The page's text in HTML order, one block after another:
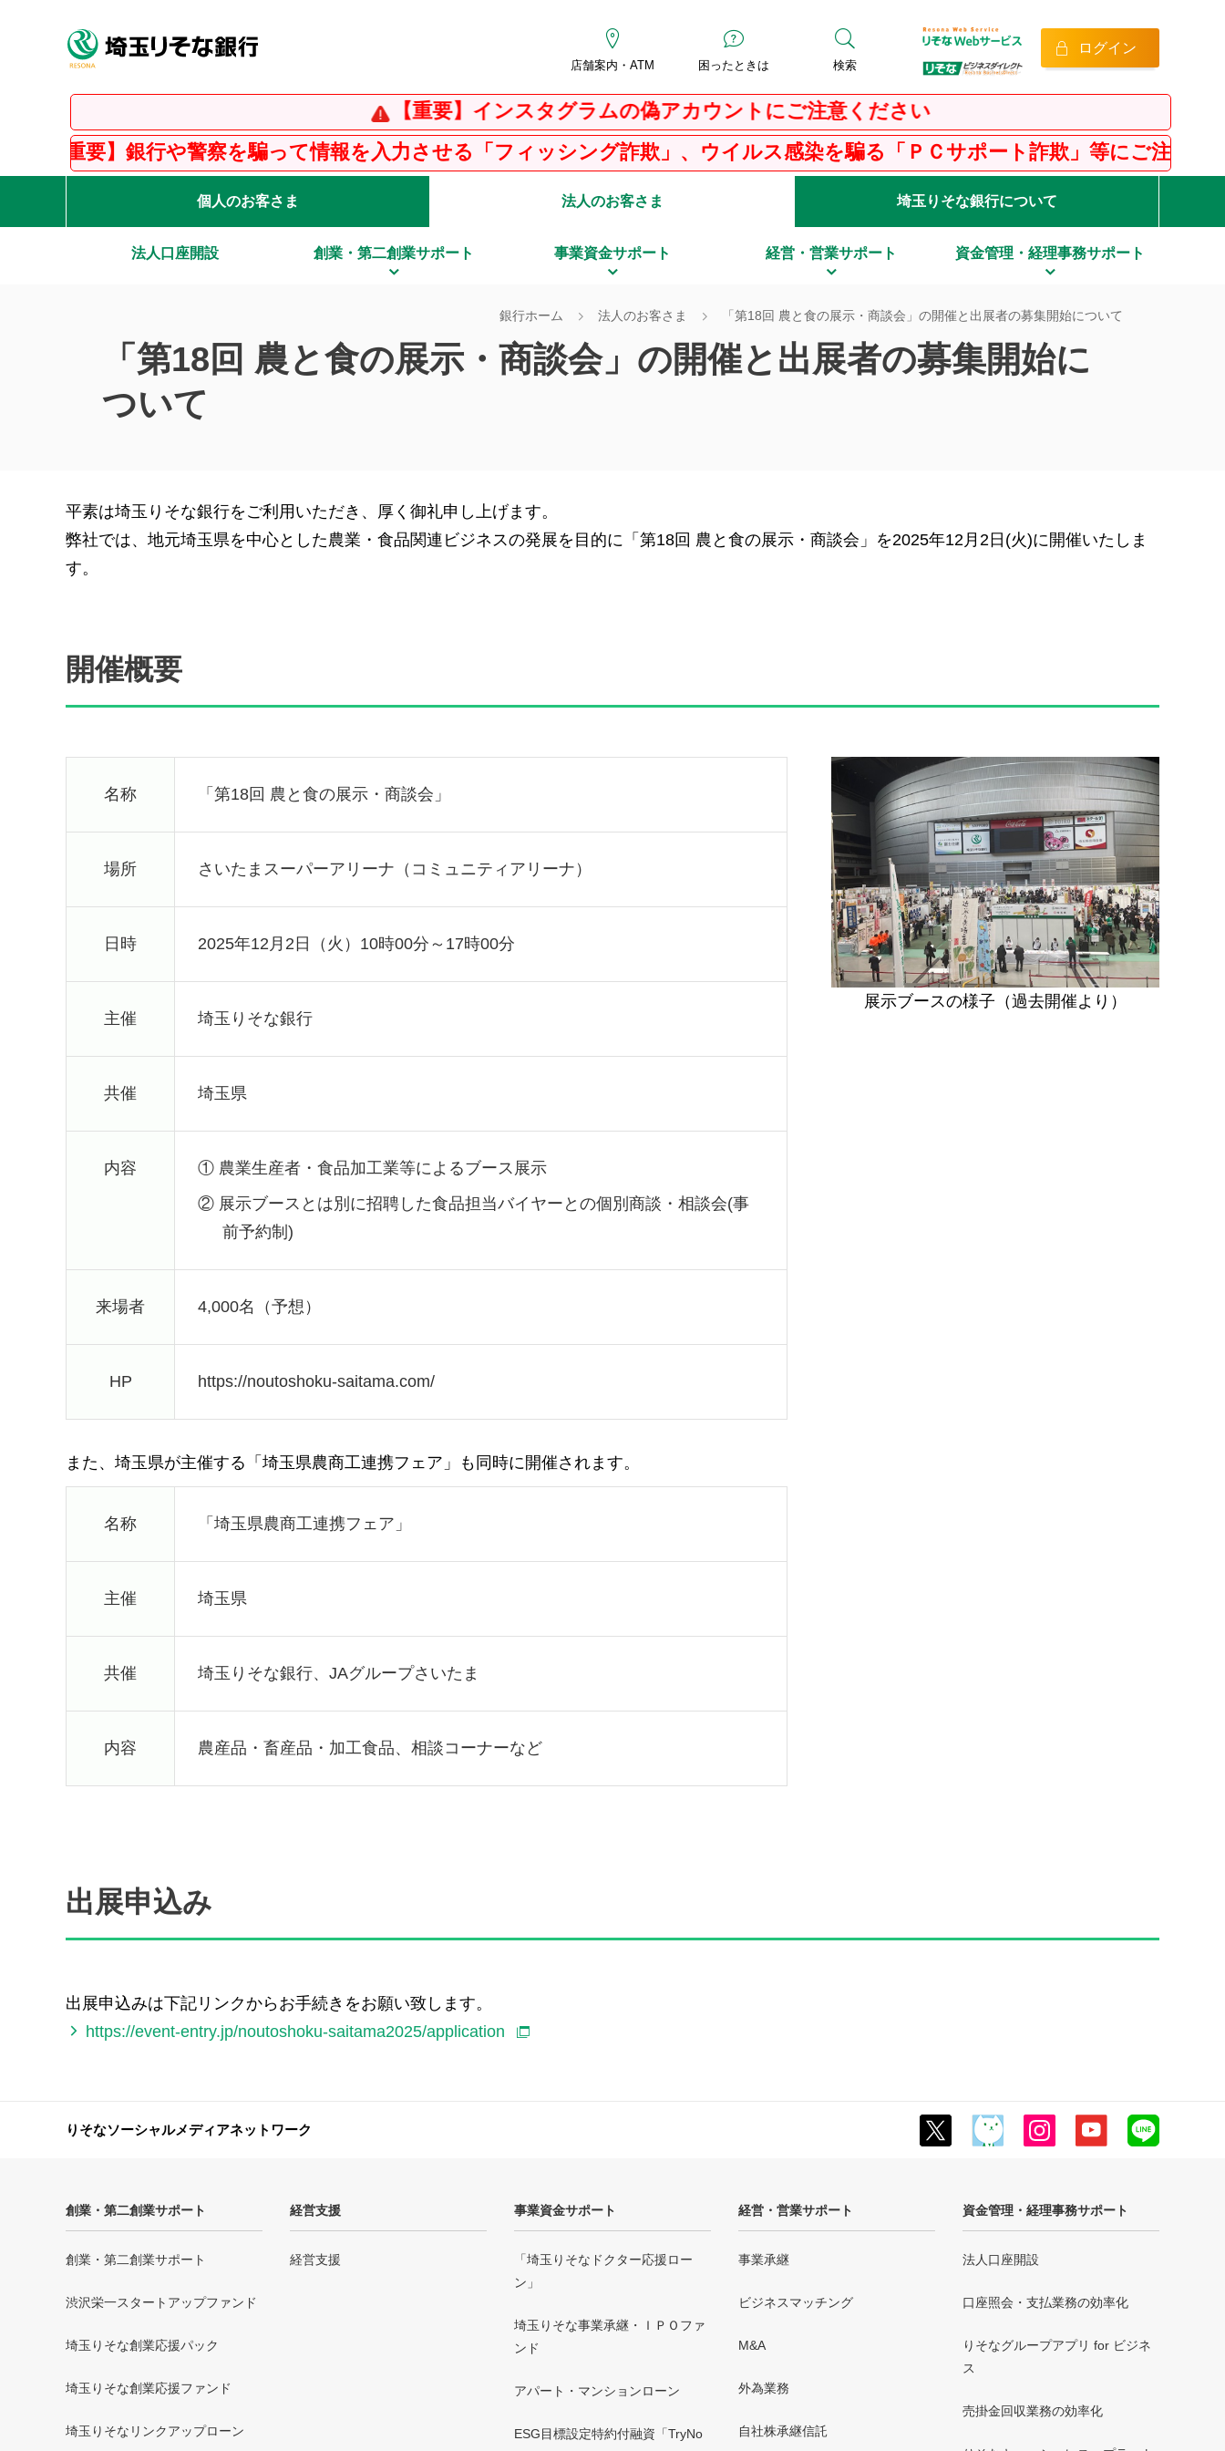
店舗案内・ATM 困ったときは 検索
ログイン
【重要】インスタグラムの偽アカウントにご注意ください
行や警察を騙って情報を入力させる「フィッシング詐欺」、ウイルス感染を騙る「ＰＣサポート詐欺」等にご注意ください！
個人のお客さま 法人のお客さま 埼玉りそな銀行について
法人口座開設 創業・第二創業サポート 事業資金サポート 経営・営業サポート 資金管理・経理事務サポート
銀行ホーム 法人のお客さま 「第18回 農と食の展示・商談会」の開催と出展者の募集開始について
「第18回 農と食の展示・商談会」の開催と出展者の募集開始に
ついて
平素は埼玉りそな銀行をご利用いただき、厚く御礼申し上げます。
弊社では、地元埼玉県を中心とした農業・食品関連ビジネスの発展を目的に「第18回 農と食の展示・商談会」を2025年12月2日(火)に開催いたしま
す。
開催概要
名称 「第18回 農と食の展示・商談会」
場所 さいたまスーパーアリーナ（コミュニティアリーナ）
日時 2025年12月2日（火）10時00分～17時00分
主催 埼玉りそな銀行
共催 埼玉県
内容 ① 農業生産者・食品加工業等によるブース展示
② 展示ブースとは別に招聘した食品担当バイヤーとの個別商談・相談会(事
前予約制)
来場者 4,000名（予想）
HP https://noutoshoku-saitama.com/
また、埼玉県が主催する「埼玉県農商工連携フェア」も同時に開催されます。
名称 「埼玉県農商工連携フェア」
主催 埼玉県
共催 埼玉りそな銀行、JAグループさいたま
内容 農産品・畜産品・加工食品、相談コーナーなど
展示ブースの様子（過去開催より）
出展申込み
出展申込みは下記リンクからお手続きをお願い致します。
https://event-entry.jp/noutoshoku-saitama2025/application
りそなソーシャルメディアネットワーク
創業・第二創業サポート
創業・第二創業サポート
渋沢栄一スタートアップファンド
埼玉りそな創業応援パック
埼玉りそな創業応援ファンド
埼玉りそなリンクアップローン
経営支援
経営支援
事業資金サポート
「埼玉りそなドクター応援ロー
ン」
埼玉りそな事業承継・ＩＰＯファ
ンド
アパート・マンションローン
ESG目標設定特約付融資「TryNo
経営・営業サポート
事業承継
ビジネスマッチング
M&A
外為業務
自社株承継信託
資金管理・経理事務サポート
法人口座開設
口座照会・支払業務の効率化
りそなグループアプリ for ビジネ
ス
売掛金回収業務の効率化